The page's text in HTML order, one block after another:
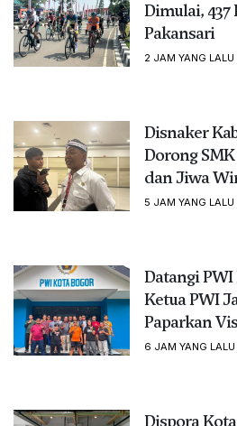
Dimulai, 437
Pakansari
2 JAM YANG LALU
Disnaker
Dorong
dan Jiwa
5 JAM YANG LALU
Datangi PWI
Ketua PWI
Paparkan
6 JAM YANG LALU
Dispora